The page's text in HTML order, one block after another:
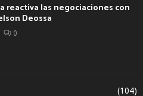
reactiva las negociaciones con
Deossa
0
(104)